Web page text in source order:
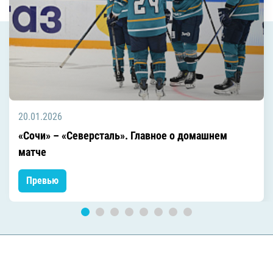
20.01.2026
«Сочи» – «Северсталь». Главное о домашнем
матче
Превью